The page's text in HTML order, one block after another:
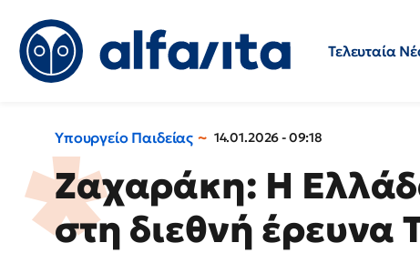
Τελευταία
Υπουργείο Παιδείας 14.01.2026 - 09:18
Ζαχαράκη: Η
στη διεθνή έρευνα